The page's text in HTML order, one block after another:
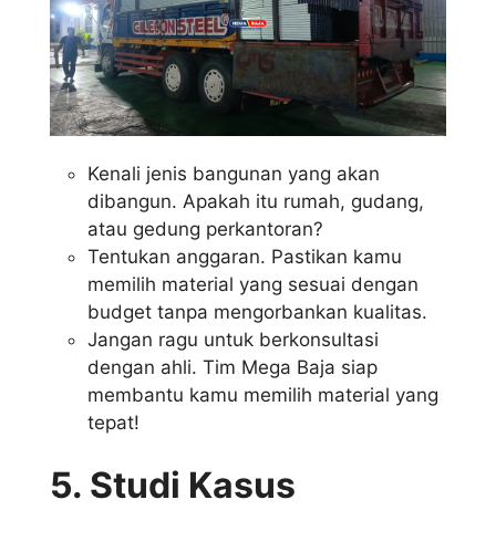
Kenali jenis bangunan yang akan
dibangun. Apakah itu rumah, gudang,
atau gedung perkantoran?
Tentukan anggaran. Pastikan kamu
memilih material yang sesuai dengan
budget tanpa mengorbankan kualitas.
Jangan ragu untuk berkonsultasi
dengan ahli. Tim Mega Baja siap
membantu kamu memilih material yang
tepat!
5. Studi Kasus